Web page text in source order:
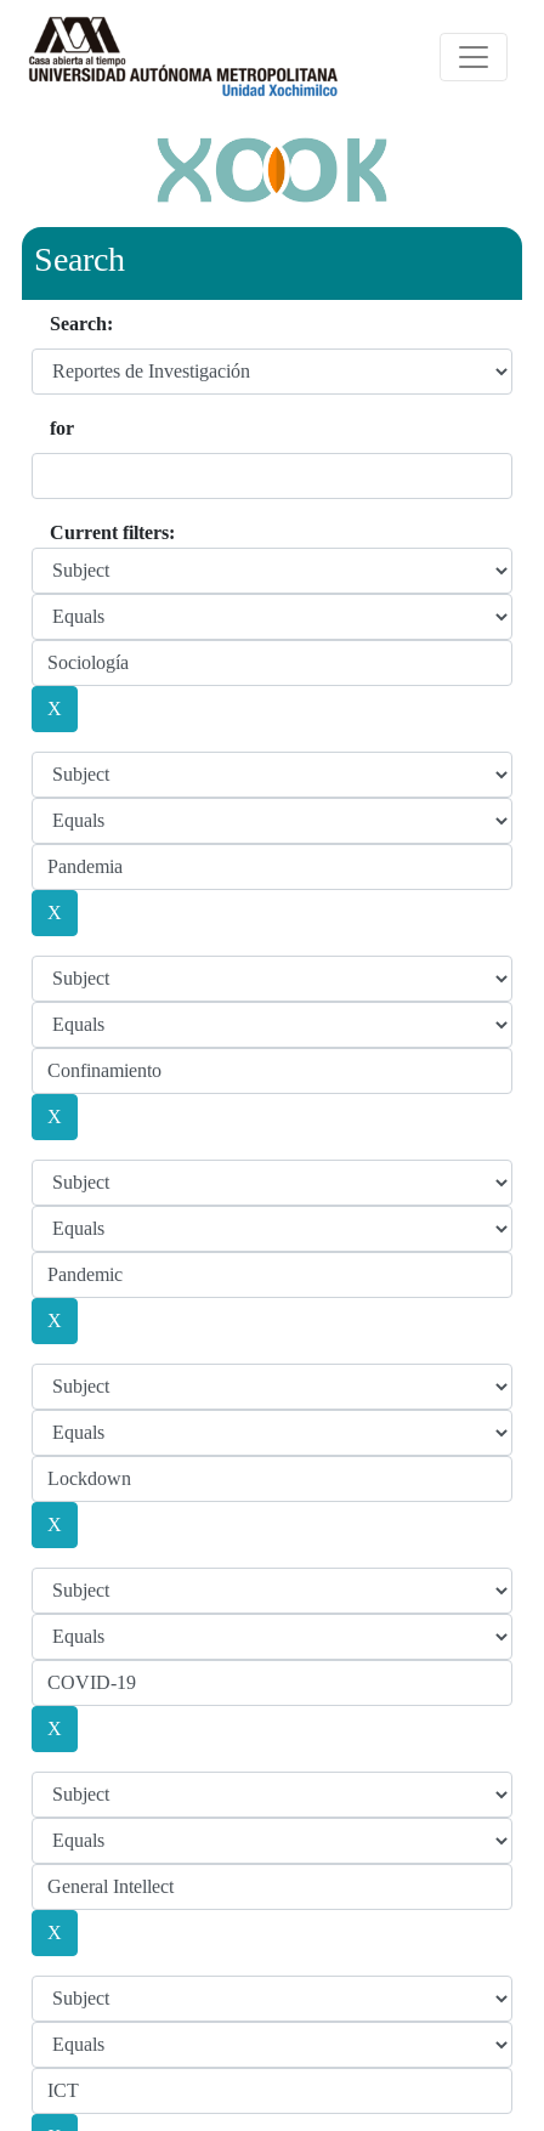
Search
Search:
for
Current filters: